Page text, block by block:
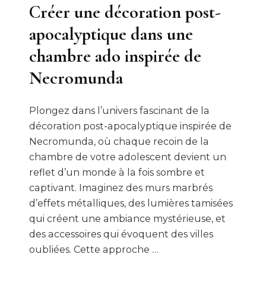
Créer une décoration post-
apocalyptique dans une
chambre ado inspirée de
Necromunda
Plongez dans l’univers fascinant de la
décoration post-apocalyptique inspirée de
Necromunda, où chaque recoin de la
chambre de votre adolescent devient un
reflet d’un monde à la fois sombre et
captivant. Imaginez des murs marbrés
d’effets métalliques, des lumières tamisées
qui créent une ambiance mystérieuse, et
des accessoires qui évoquent des villes
oubliées. Cette approche …